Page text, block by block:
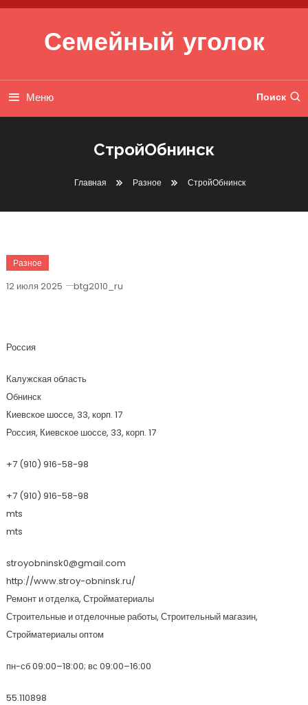
Перейти к содержимому
Семейный уголок
Меню Поиск
СтройОбнинск
Главная Разное СтройОбнинск
Разное
12 июля 2025 btg2010_ru
Россия
Калужская область
Обнинск
Киевское шоссе, 33, корп. 17
Россия, Киевское шоссе, 33, корп. 17
+7 (910) 916-58-98
+7 (910) 916-58-98
mts
mts
stroyobninsk0@gmail.com
http://www.stroy-obninsk.ru/
Ремонт и отделка, Стройматериалы
Строительные и отделочные работы, Строительный магазин,
Стройматериалы оптом
пн-сб 09:00–18:00; вс 09:00–16:00
55.110898